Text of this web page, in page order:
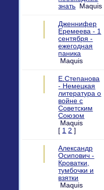
знать
Maquis
Дженнифер
Еремеева - 1
сентября -
ежегодная
паника
Maquis
Е.Степанова
- Немецкая
литература о
войне с
Советским
Союзом
Maquis
[ 1 2 ]
Александр
Осипович -
Кроватки,
тумбочки и
взятки
Maquis